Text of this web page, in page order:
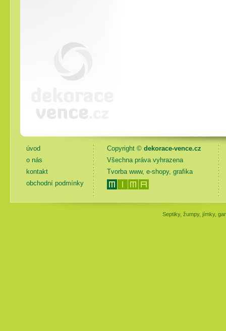
úvod
o nás
kontakt
obchodní podmínky
Copyright © dekorace-vence.cz
Všechna práva vyhrazena
Tvorba www, e-shopy, grafika
Septiky, žumpy, jímky,